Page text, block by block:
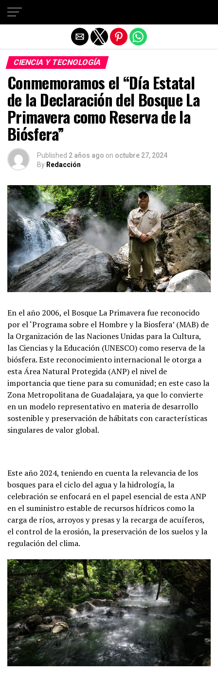
CIENCIA Y TECNOLOGÍA
Conmemoramos el “Día Estatal
de la Declaración del Bosque La
Primavera como Reserva de la
Biósfera”
Published 2 años ago on octubre 27, 2024
By Redacción
En el año 2006, el Bosque La Primavera fue reconocido
por el ‘Programa sobre el Hombre y la Biosfera’ (MAB) de
la Organización de las Naciones Unidas para la Cultura,
las Ciencias y la Educación (UNESCO) como reserva de la
biósfera. Este reconocimiento internacional le otorga a
esta Área Natural Protegida (ANP) el nivel de
importancia que tiene para su comunidad; en este caso la
Zona Metropolitana de Guadalajara, ya que lo convierte
en un modelo representativo en materia de desarrollo
sostenible y preservación de hábitats con características
singulares de valor global.
Este año 2024, teniendo en cuenta la relevancia de los
bosques para el ciclo del agua y la hidrología, la
celebración se enfocará en el papel esencial de esta ANP
en el suministro estable de recursos hídricos como la
carga de ríos, arroyos y presas y la recarga de acuíferos,
el control de la erosión, la preservación de los suelos y la
regulación del clima.